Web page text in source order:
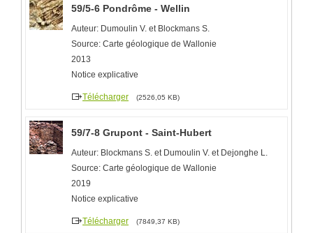
59/5-6 Pondrôme - Wellin
Auteur: Dumoulin V. et Blockmans S.
Source: Carte géologique de Wallonie
2013
Notice explicative
Télécharger (2526,05 KB)
59/7-8 Grupont - Saint-Hubert
Auteur: Blockmans S. et Dumoulin V. et Dejonghe L.
Source: Carte géologique de Wallonie
2019
Notice explicative
Télécharger (7849,37 KB)